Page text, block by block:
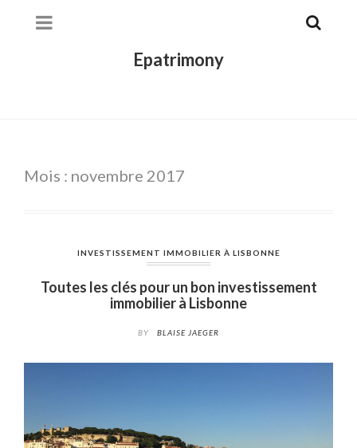
Epatrimony
Mois : novembre 2017
INVESTISSEMENT IMMOBILIER À LISBONNE
Toutes les clés pour un bon investissement
immobilier à Lisbonne
BY BLAISE JAEGER